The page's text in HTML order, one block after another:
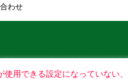
わせ
使用できる設定になっていない